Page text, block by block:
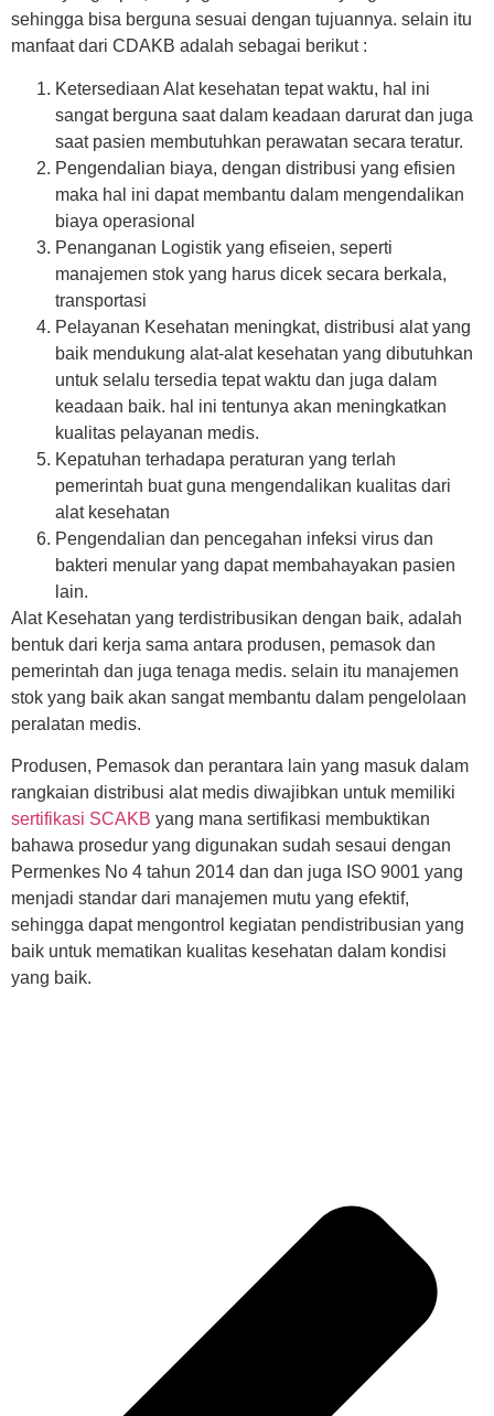
sehingga bisa berguna sesuai dengan tujuannya. selain itu
manfaat dari CDAKB adalah sebagai berikut :
Ketersediaan Alat kesehatan tepat waktu, hal ini
sangat berguna saat dalam keadaan darurat dan juga
saat pasien membutuhkan perawatan secara teratur.
Pengendalian biaya, dengan distribusi yang efisien
maka hal ini dapat membantu dalam mengendalikan
biaya operasional
Penanganan Logistik yang efiseien, seperti
manajemen stok yang harus dicek secara berkala,
transportasi
Pelayanan Kesehatan meningkat, distribusi alat yang
baik mendukung alat-alat kesehatan yang dibutuhkan
untuk selalu tersedia tepat waktu dan juga dalam
keadaan baik. hal ini tentunya akan meningkatkan
kualitas pelayanan medis.
Kepatuhan terhadapa peraturan yang terlah
pemerintah buat guna mengendalikan kualitas dari
alat kesehatan
Pengendalian dan pencegahan infeksi virus dan
bakteri menular yang dapat membahayakan pasien
lain.
Alat Kesehatan yang terdistribusikan dengan baik, adalah
bentuk dari kerja sama antara produsen, pemasok dan
pemerintah dan juga tenaga medis. selain itu manajemen
stok yang baik akan sangat membantu dalam pengelolaan
peralatan medis.
Produsen, Pemasok dan perantara lain yang masuk dalam
rangkaian distribusi alat medis diwajibkan untuk memiliki
sertifikasi SCAKB yang mana sertifikasi membuktikan
bahawa prosedur yang digunakan sudah sesaui dengan
Permenkes No 4 tahun 2014 dan dan juga ISO 9001 yang
menjadi standar dari manajemen mutu yang efektif,
sehingga dapat mengontrol kegiatan pendistribusian yang
baik untuk mematikan kualitas kesehatan dalam kondisi
yang baik.